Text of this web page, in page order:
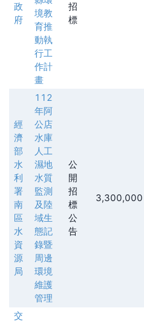
政
府
境教
育推
動執
行工
作計
畫
招
標
經
濟
部
水
利
署
南
區
水
資
源
局
112
年阿
公店
水庫
人工
濕地
水質
監測
及陸
域生
態記
錄暨
周邊
環境
維護
管理
公
開
招
標
公
告
3,300,000
交